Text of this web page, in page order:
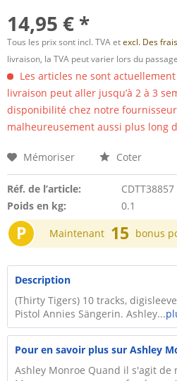
14,95 € *
Tous les prix sont incl. TVA etexcl. Des
livraison, la TVA peut varier lors du
Les articles ne sont
livraison peut aller jusqu’à 2 à 3
disponibilité chez notre
malheureusement aussi plus long
Mémoriser Coter
Réf. de l’article:
CDTT38857
Poids en kg:
0.1
P Maintenant 15 bonus
Description
(Thirty Tigers) 10 tracks,
Pistol Annies Sängerin. Ashley...
Pour en savoir plus sur Ashley
Ashley Monroe Quand il s'agit de